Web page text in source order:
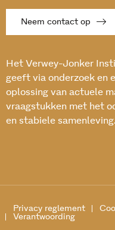
Neem contact op
Het Verwey-Jonker
geeft via onderzoek en
oplossing van actuele
vraagstukken met het
en stabiele samenleving.
Privacy reglement
Verantwoording